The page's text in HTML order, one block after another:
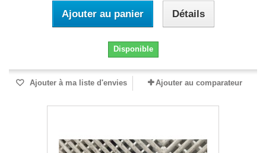
Ajouter au panier Détails
Disponible
Ajouter à ma liste d'envies Ajouter au comparateur